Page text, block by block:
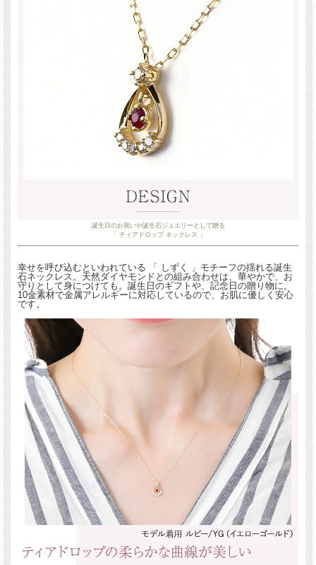
誕生日のお祝いや誕生石ジュエリーとして贈る
「 ティアドロップ ネックレス 」
幸せを呼び込むといわれている 「 しずく 」モチーフの揺れる誕生
石ネックレス。天然ダイヤモンドとの組み合わせは、華やかで、お
守りとして身につけても。誕生日のギフトや、記念日の贈り物に。
10金素材で金属アレルギーに対応しているので、お肌に優しく安心
です。